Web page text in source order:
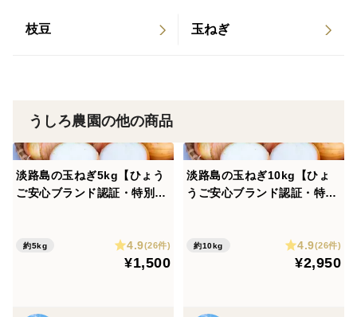
▼注文に際しての注意点（配送方法や納期指定など）
①作物の生育状況により発送が遅くなる場合がありま
す。
②大きさによって個数に変動があります。
枝豆 玉ねぎ
うしろ農園の他の商品
淡路島の玉ねぎ5kg【ひょう
ご安心ブランド認証・特別栽
約5kg 4.9(26件)
¥1,500
淡路島の玉ねぎ10kg【ひょ
うご安心ブランド認証・特別
り
約10kg 4.9(26件)
¥2,950